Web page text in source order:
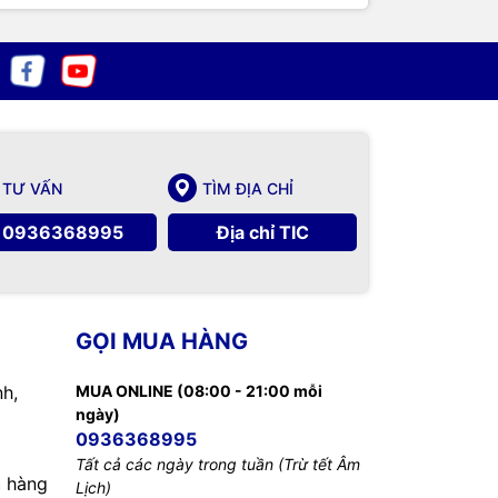
TƯ VẤN
0936368995
TÌM ĐỊA CHỈ
Địa chỉ TIC
hàng
GỌI MUA HÀNG
MUA ONLINE (08:00 - 21:00 mỗi
ngày)
0936368995
Tất cả các ngày trong tuần (Trừ tết Âm
Lịch)